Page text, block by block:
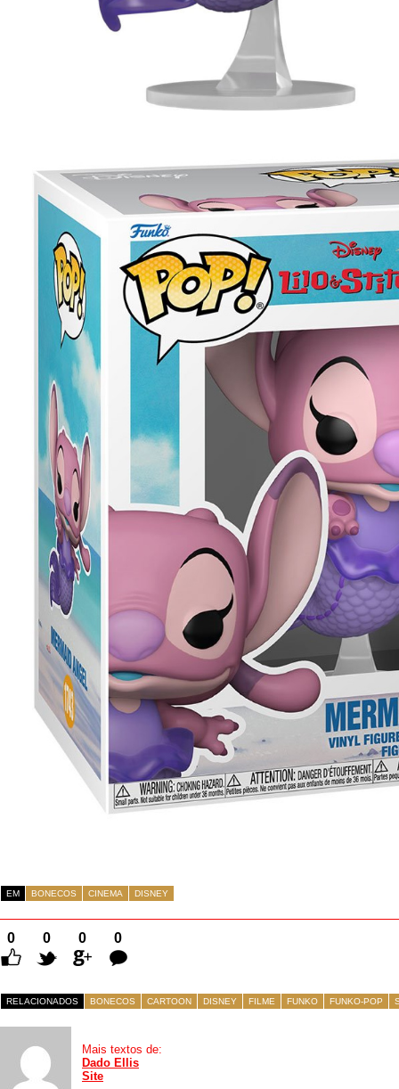
EM BONECOS CINEMA DISNEY
0 0 0
0
Comentários
RELACIONADOS BONECOS CARTOON DISNEY FILME FUNKO FUNKO-POP
Mais textos de:
Dado Ellis
Site